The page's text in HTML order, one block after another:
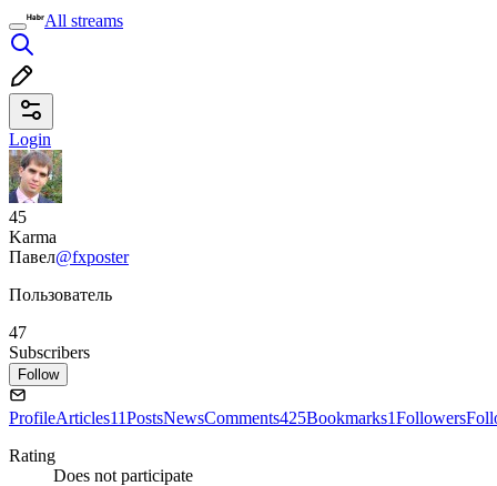
All streams
Login
45
Karma
Павел@fxposter
Пользователь
47
Subscribers
Follow
ProfileArticles11PostsNewsComments425Bookmarks1Followers
Rating
Does not participate